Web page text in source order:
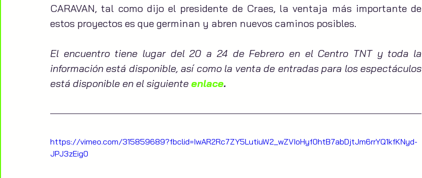
CARAVAN, tal como dijo el presidente de Craes, la ventaja más importante de
estos proyectos es que germinan y abren nuevos caminos posibles.
El encuentro tiene lugar del 20 a 24 de Febrero en el Centro TNT y toda la
información está disponible, así como la venta de entradas para los espectáculos
está disponible en el siguiente enlace.
https://vimeo.com/315859689?fbclid=IwAR2Rc7ZY5LutiuW2_wZVIoHyf0htB7abDjtJm6rrYQ1kfKNyd-
JPJ3zEig0